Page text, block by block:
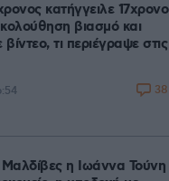
κατήγγειλε 17χρονο
βιασμό και
τι περιέγραψε στις
38
Μαλδίβες η Ιωάννα Τούνη